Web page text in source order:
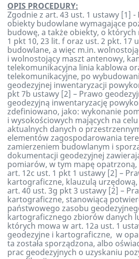
OPIS PROCEDURY:
Zgodnie z art. 43 ust. 1 ustawy [1]
obiekty budowlane wymagające
budowę, a także obiekty, o których
1 pkt 10, 23 lit. f oraz ust. 2 pkt. 17
budowlane, a więc m.in.
i wolnostojący maszt antenowy,
telekomunikacyjna linia kablowa
telekomunikacyjne, po
geodezyjnej inwentaryzacji
pkt 7b ustawy [2] – Prawo
geodezyjną inwentaryzację
zdefiniowano, jako: wykonanie
i wysokościowych mających na
aktualnych danych o
elementów zagospodarowania
zamierzeniem budowlanym i
dokumentacji geodezyjnej
pomiarów, w tym mapę
art. 12c ust. 1 pkt 1 ustawy [2] –
kartograficzne, klauzulą
art. 40 ust. 3g pkt 3 ustawy [2] –
kartograficzne, stanowiącą
państwowego zasobu
kartograficznego zbiorów danych
których mowa w art. 12a ust. 1
geodezyjne i kartograficzne, w
ta została sporządzona, albo
prac geodezyjnych o uzyskaniu